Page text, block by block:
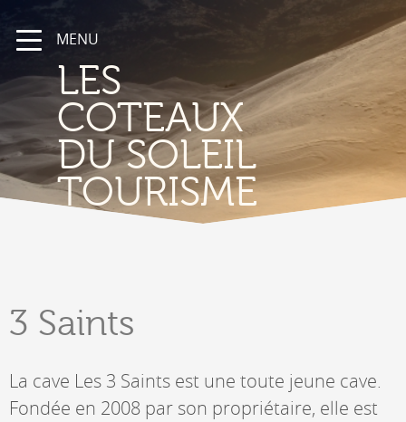
MENU
LES
COTEAUX
DU SOLEIL
TOURISME
3 Saints
La cave Les 3 Saints est une toute jeune cave.
Fondée en 2008 par son propriétaire, elle est